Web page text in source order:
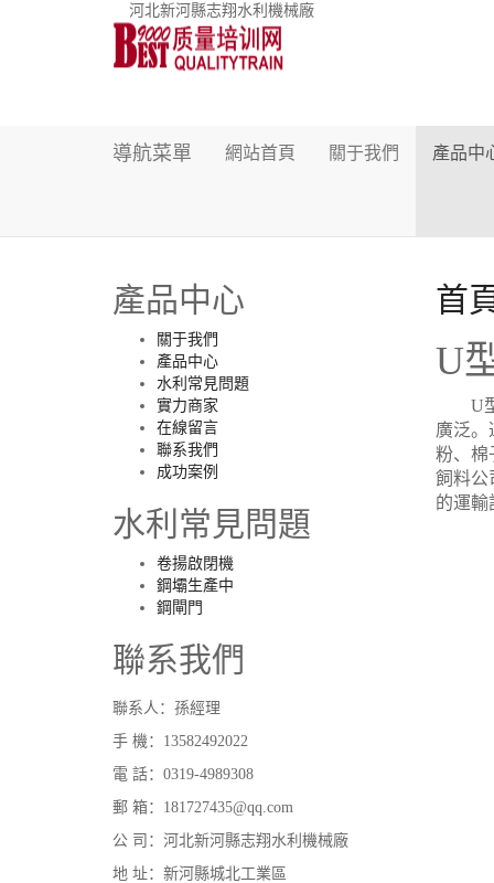
河北新河縣志翔水利機械廠
導航菜單 網站首頁 關于我們 產品中
首
U
U型
廣泛。
粉、棉
飼料公
的運輸
產品中心
關于我們
產品中心
水利常見問題
實力商家
在線留言
聯系我們
成功案例
水利常見問題
卷揚啟閉機
鋼壩生產中
鋼閘門
聯系我們
聯系人：孫經理
手 機：13582492022
電 話：0319-4989308
郵 箱：181727435@qq.com
公 司：河北新河縣志翔水利機械廠
地 址：新河縣城北工業區